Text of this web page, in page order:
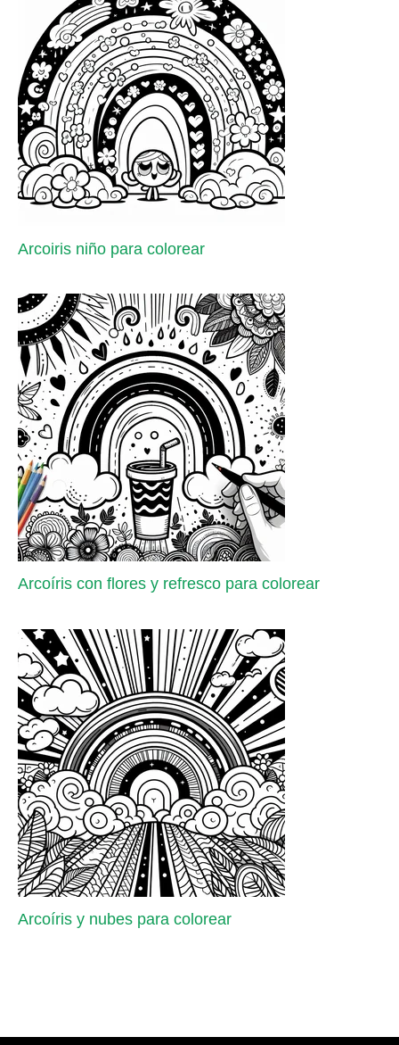
Arcoiris niño para colorear
Arcoíris con flores y refresco para colorear
Arcoíris y nubes para colorear